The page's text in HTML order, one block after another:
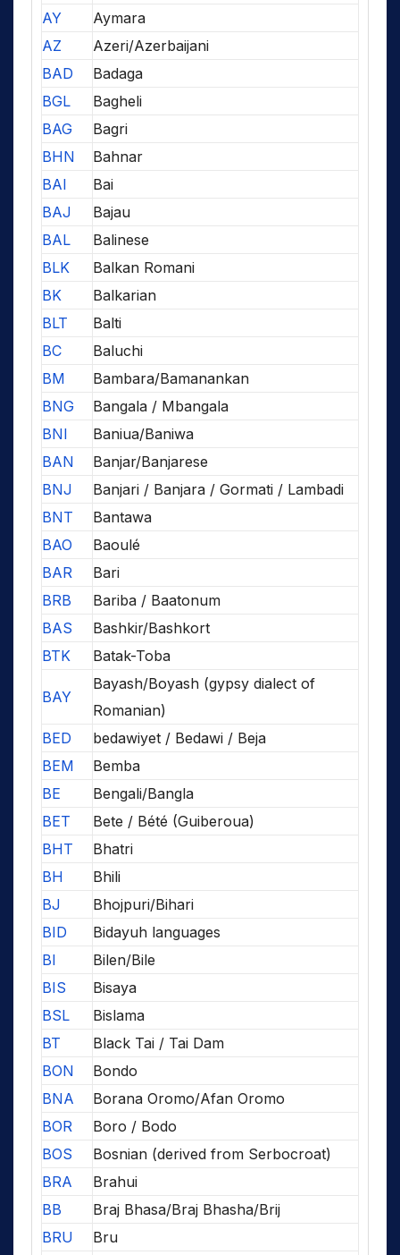
AY
Aymara
AZ
Azeri/Azerbaijani
BAD
Badaga
BGL
Bagheli
BAG
Bagri
BHN
Bahnar
BAI
Bai
BAJ
Bajau
BAL
Balinese
BLK
Balkan Romani
BK
Balkarian
BLT
Balti
BC
Baluchi
BM
Bambara/Bamanankan
BNG
Bangala / Mbangala
BNI
Baniua/Baniwa
BAN
Banjar/Banjarese
BNJ
Banjari / Banjara / Gormati / Lambadi
BNT
Bantawa
BAO
Baoulé
BAR
Bari
BRB
Bariba / Baatonum
BAS
Bashkir/Bashkort
BTK
Batak-Toba
BAY
Bayash/Boyash (gypsy dialect of
Romanian)
BED
bedawiyet / Bedawi / Beja
BEM
Bemba
BE
Bengali/Bangla
BET
Bete / Bété (Guiberoua)
BHT
Bhatri
BH
Bhili
BJ
Bhojpuri/Bihari
BID
Bidayuh languages
BI
Bilen/Bile
BIS
Bisaya
BSL
Bislama
BT
Black Tai / Tai Dam
BON
Bondo
BNA
Borana Oromo/Afan Oromo
BOR
Boro / Bodo
BOS
Bosnian (derived from Serbocroat)
BRA
Brahui
BB
Braj Bhasa/Braj Bhasha/Brij
BRU
Bru